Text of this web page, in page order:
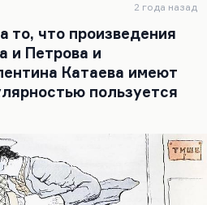
2 года назад
то, что произведения
и Петрова и
Катаева имеют
пользуется